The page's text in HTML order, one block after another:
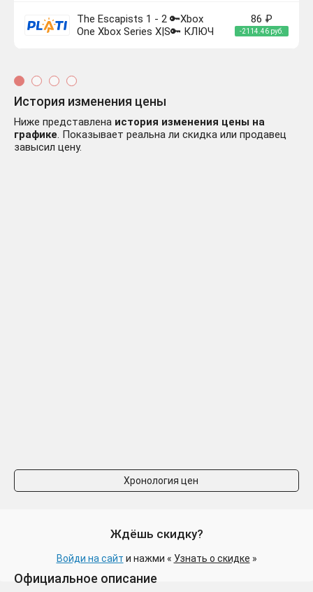
The Escapists 1 - 2 🔑Xbox
One Xbox Series X|S🔑 КЛЮЧ
86 ₽
-2114.46 руб.
История изменения цены
Ниже представлена история изменения цены на
графике. Показывает реальна ли скидка или продавец
завысил цену.
Хронология цен
Ждёшь скидку?
Войди на сайт и нажми « Узнать о скидке »
Официальное описание